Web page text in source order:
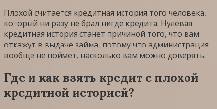
Плохой считается кредитная история того человека,
который ни разу не брал нигде кредита. Нулевая
кредитная история станет причиной того, что вам
откажут в выдаче займа, потому что администрация
вообще не поймет, насколько вам можно доверять.
Где и как взять кредит с плохой
кредитной историей?